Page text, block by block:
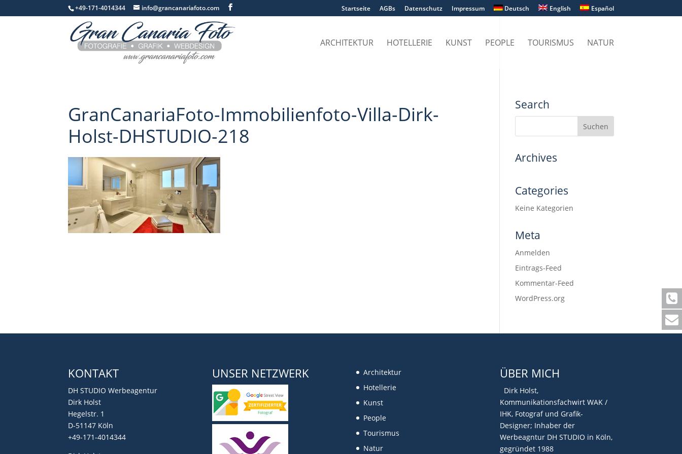
+49-171-4014344 info@grancanariafoto.com Startseite AGBs Datenschutz Impressum Deutsch English Español
ARCHITEKTUR HOTELLERIE KUNST PEOPLE TOURISMUS NATUR
GranCanariaFoto-Immobilienfoto-Villa-Dirk-
Holst-DHSTUDIO-218
Search
Archives
Categories
Keine Kategorien
Meta
Anmelden
Eintrags-Feed
Kommentar-Feed
WordPress.org
KONTAKT
DH STUDIO Werbeagentur
Dirk Holst
Hegelstr. 1
D-51147 Köln
+49-171-4014344
UNSER NETZWERK
Architektur
Hotellerie
Kunst
People
Tourismus
Natur
ÜBER MICH
Dirk Holst,
Kommunikationsfachwirt WAK /
IHK, Fotograf und Grafik-
Designer; Inhaber der
Werbeagntur DH STUDIO in Köln,
gegründet 1988